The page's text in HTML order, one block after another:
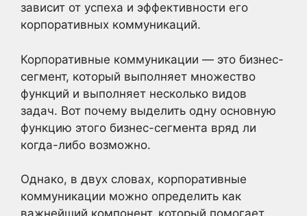
зависит от успеха и эффективности его
корпоративных коммуникаций.
Корпоративные коммуникации — это бизнес-
сегмент, который выполняет множество
функций и выполняет несколько видов
задач. Вот почему выделить одну основную
функцию этого бизнес-сегмента вряд ли
когда-либо возможно.
Однако, в двух словах, корпоративные
коммуникации можно определить как
важнейший компонент, который помогает